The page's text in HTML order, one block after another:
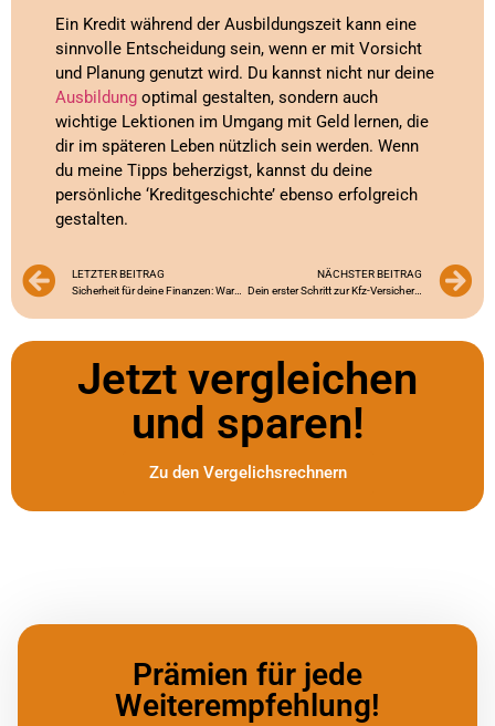
Ein Kredit während der Ausbildungszeit kann eine
sinnvolle Entscheidung sein, wenn er mit Vorsicht
und Planung genutzt wird. Du kannst nicht nur deine
Ausbildung optimal gestalten, sondern auch
wichtige Lektionen im Umgang mit Geld lernen, die
dir im späteren Leben nützlich sein werden. Wenn
du meine Tipps beherzigst, kannst du deine
persönliche ‘Kreditgeschichte’ ebenso erfolgreich
gestalten.
LETZTER BEITRAG
Sicherheit für deine Finanzen: Warum eine Kreditausfallversicherung für Azubis sinnvoll ist
NÄCHSTER BEITRAG
Dein erster Schritt zur Kfz-Versicherung: Tipps für Azubis
Jetzt vergleichen
und sparen!
Zu den Vergelichsrechnern
Prämien für jede
Weiterempfehlung!